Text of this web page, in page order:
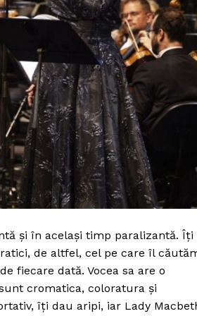
și în același timp paralizantă. Îți
de altfel, cel pe care îl
fiecare dată. Vocea sa are o
cromatica, coloratura și
îți dau aripi, iar Lady